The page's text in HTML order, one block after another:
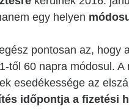
egy helyen
pontosan az, hogy
től 60 napra módosul.
esedékessége az
időpontja a fizetési